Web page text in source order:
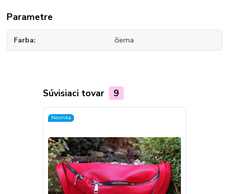
Parametre
Farba čierna
Súvisiaci tovar 9
Novinka